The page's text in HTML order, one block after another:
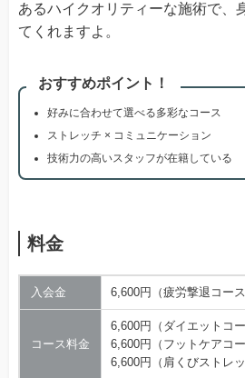
あるハイクオリティーな施術で、
てくれますよ。
おすすめポイント！
好みに合わせて選べる多彩なコース
ストレッチ × コミュニケーション
技術力の高いスタッフが在籍している
料金
入会金 6,600円（疲労撃退コース
コース料金
6,600円（ダイエットコー
6,600円（フットケアコー
6,600円（肩くびストレッ